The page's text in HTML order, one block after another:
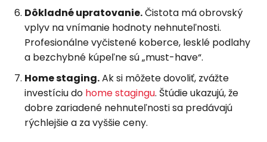
Dôkladné upratovanie.Čistota má obrovský
vplyv na vnímanie hodnoty nehnuteľnosti.
Profesionálne vyčistené koberce, lesklé podlahy
a bezchybné kúpeľne sú „must-have“.
Home staging.Ak si môžete dovoliť, zvážte
investíciu do home stagingu. Štúdie ukazujú, že
dobre zariadené nehnuteľnosti sa predávajú
rýchlejšie a za vyššie ceny.